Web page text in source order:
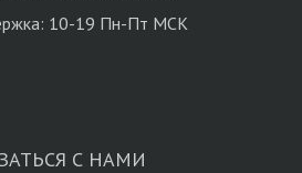
10-19 Пн-Пт МСК
С НАМИ